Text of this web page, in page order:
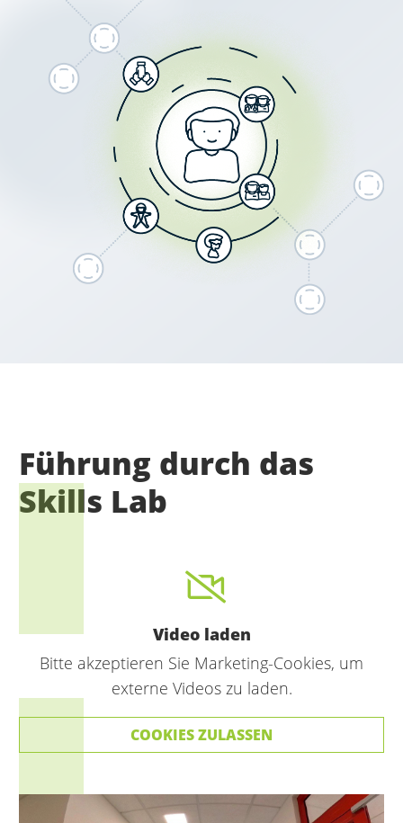
Führung durch das
Skills Lab
Video laden
Bitte akzeptieren Sie Marketing-Cookies, um
externe Videos zu laden.
COOKIES ZULASSEN